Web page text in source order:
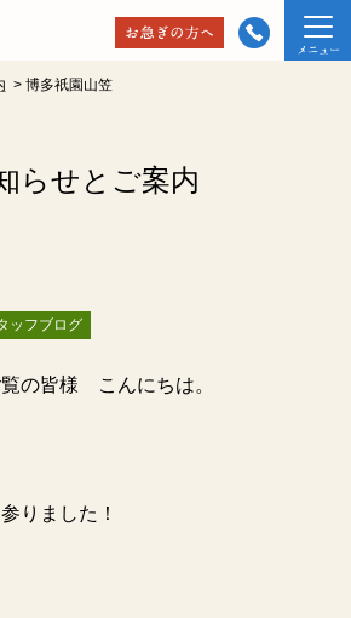
> 博多祇園山笠
らせとご案内
ッフブログ
の皆様 こんにちは。
りました！